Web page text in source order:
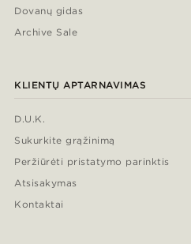
Dovanų gidas
Archive Sale
KLIENTŲ APTARNAVIMAS
D.U.K.
Sukurkite grąžinimą
Peržiūrėti pristatymo parinktis
Atsisakymas
Kontaktai